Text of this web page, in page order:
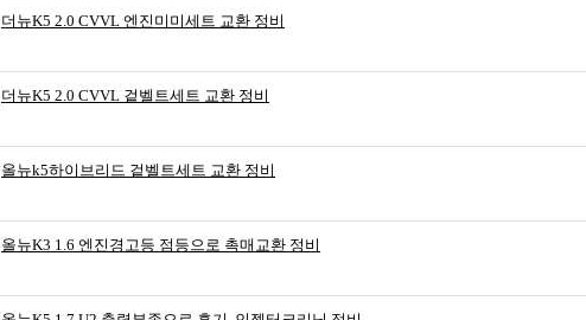
더뉴K5 2.0 CVVL 엔진미미세트 교환 정비
더뉴K5 2.0 CVVL 겉벨트세트 교환 정비
올뉴k5하이브리드 겉벨트세트 교환 정비
올뉴K3 1.6 엔진경고등 점등으로 촉매교환 정비